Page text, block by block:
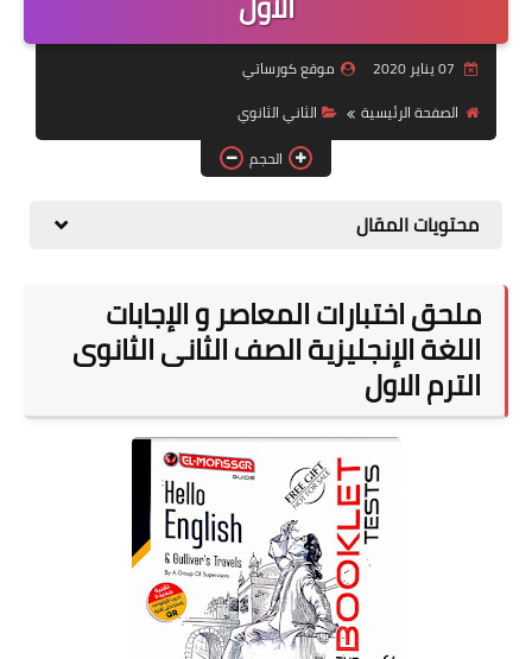
موضوعات
تكنولوجيا
موقع كورساتي
الصفحة الرئيسية
الثاني الثانوي
الحجم
محتويات المقال
ملحق اختبارات المعاصر و الإجابات
اللغة الإنجليزية الصف الثانى الثانوى
الترم الاول